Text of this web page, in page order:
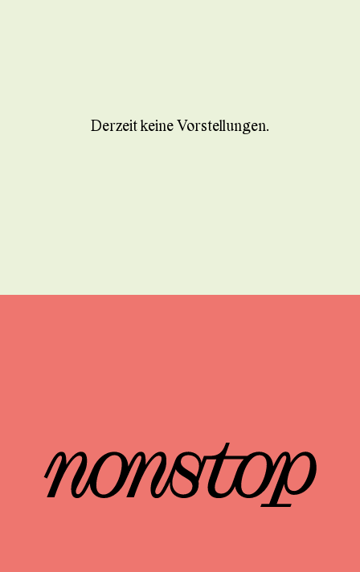
Derzeit keine Vorstellungen.